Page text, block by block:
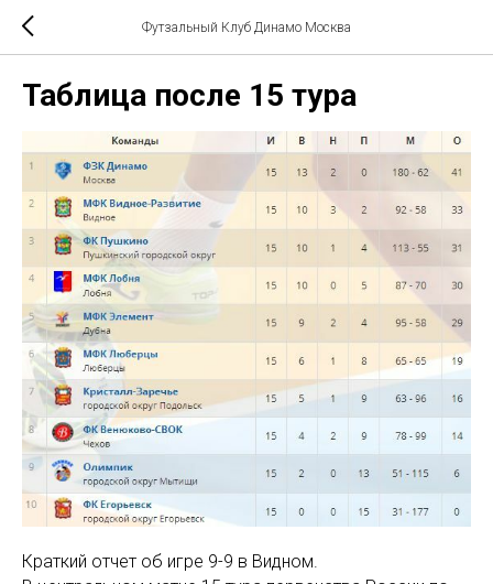
Футзальный Клуб Динамо Москва
Таблица после 15 тура
Краткий отчет об игре 9-9 в Видном.